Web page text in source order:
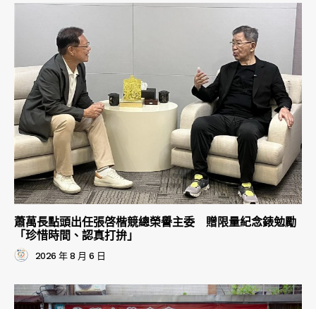
蕭萬長點頭出任張啓楷競總榮譽主委 贈限量紀念錶勉勵
「珍惜時間、認真打拚」
2026 年 8 月 6 日